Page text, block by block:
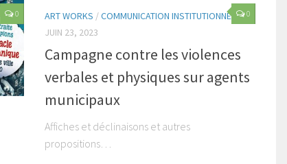
0 0
ART WORKS /COMMUNICATION INSTITUTIONNELLE
JUIN 23, 2023
Campagne contre les violences
verbales et physiques sur agents
municipaux
Affiches et déclinaisons et autres
propositions…